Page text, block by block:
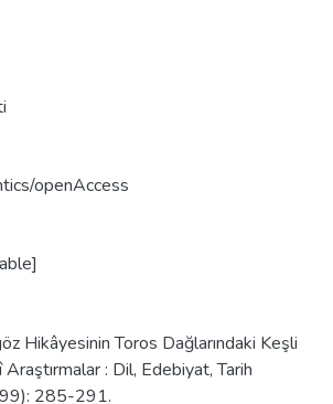
openAccess
Hikâyesinin Toros Dağlarındaki Keşli
Araştırmalar : Dil, Edebiyat, Tarih
285-291.